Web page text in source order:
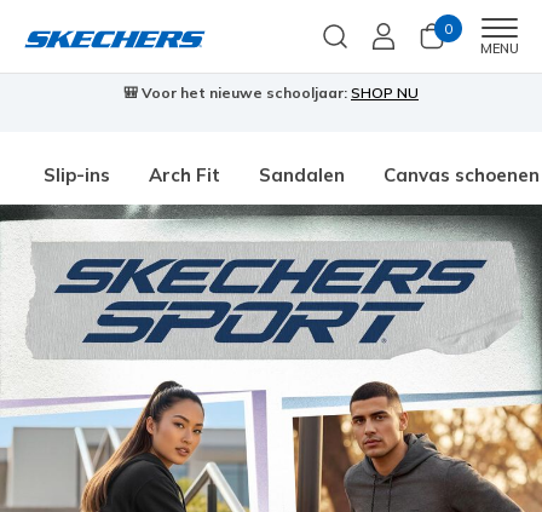
0
MENU
🎒 Voor het nieuwe schooljaar: SHOP NU
Slip-ins Arch Fit Sandalen Canvas schoenen